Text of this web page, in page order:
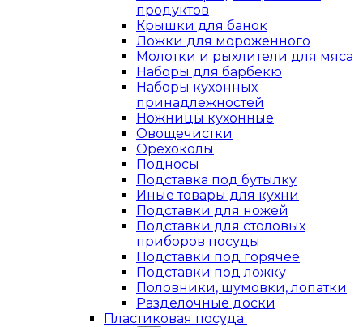
продуктов
Крышки для банок
Ложки для мороженного
Молотки и рыхлители для мяса
Наборы для барбекю
Наборы кухонных
принадлежностей
Ножницы кухонные
Овощечистки
Орехоколы
Подносы
Подставка под бутылку
Иные товары для кухни
Подставки для ножей
Подставки для столовых
приборов посуды
Подставки под горячее
Подставки под ложку
Половники, шумовки, лопатки
Разделочные доски
Пластиковая посуда